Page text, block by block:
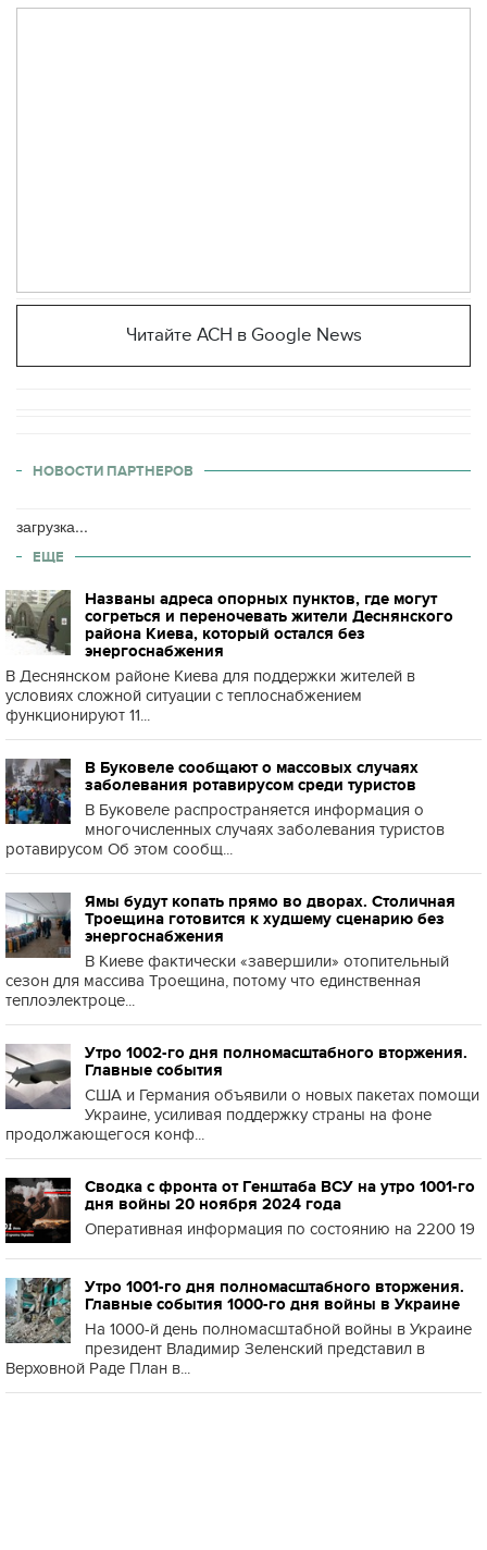
Читайте АСН в Google News
НОВОСТИ ПАРТНЕРОВ
загрузка...
ЕЩЕ
Названы адреса опорных пунктов, где могут
согреться и переночевать жители Деснянского
района Киева, который остался без
энергоснабжения
В Деснянском районе Киева для поддержки жителей в
условиях сложной ситуации с теплоснабжением
функционируют 11...
В Буковеле сообщают о массовых случаях
заболевания ротавирусом среди туристов
В Буковеле распространяется информация о
многочисленных случаях заболевания туристов
ротавирусом Об этом сообщ...
Ямы будут копать прямо во дворах. Столичная
Троещина готовится к худшему сценарию без
энергоснабжения
В Киеве фактически «завершили» отопительный
сезон для массива Троещина, потому что единственная
теплоэлектроце...
Утро 1002-го дня полномасштабного вторжения.
Главные события
США и Германия объявили о новых пакетах помощи
Украине, усиливая поддержку страны на фоне
продолжающегося конф...
Сводка с фронта от Генштаба ВСУ на утро 1001-го
дня войны 20 ноября 2024 года
Оперативная информация по состоянию на 2200 19
Утро 1001-го дня полномасштабного вторжения.
Главные события 1000-го дня войны в Украине
На 1000-й день полномасштабной войны в Украине
президент Владимир Зеленский представил в
Верховной Раде План в...